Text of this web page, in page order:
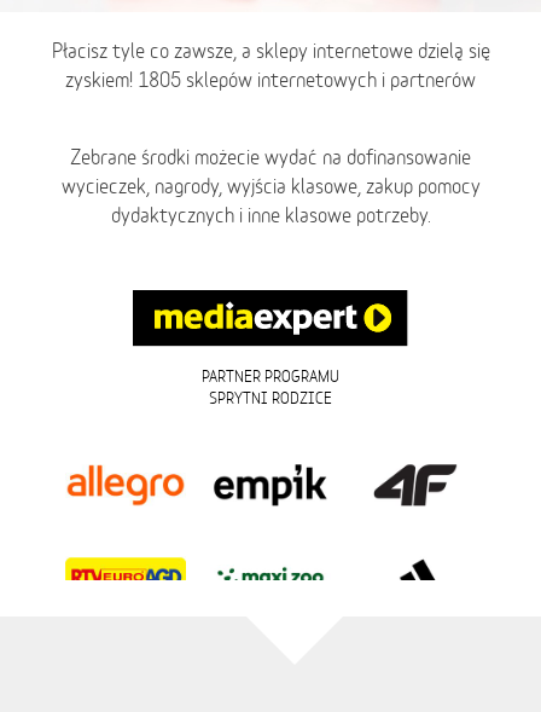
Płacisz tyle co zawsze, a sklepy internetowe dzielą się
zyskiem! 1805 sklepów internetowych i partnerów
Zebrane środki możecie wydać na dofinansowanie
wycieczek, nagrody, wyjścia klasowe, zakup pomocy
dydaktycznych i inne klasowe potrzeby.
PARTNER PROGRAMU
SPRYTNI RODZICE